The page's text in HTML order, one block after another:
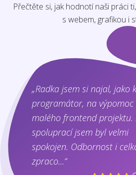
Přečtěte si, jak hodnotí naši práci
s webem, grafikou i
„Radka jsem si najal, jako
programátor, na výpomoc
malého frontend projektu.
spoluprací jsem byl velmi
spokojen. Odbornost i
zpraco...“